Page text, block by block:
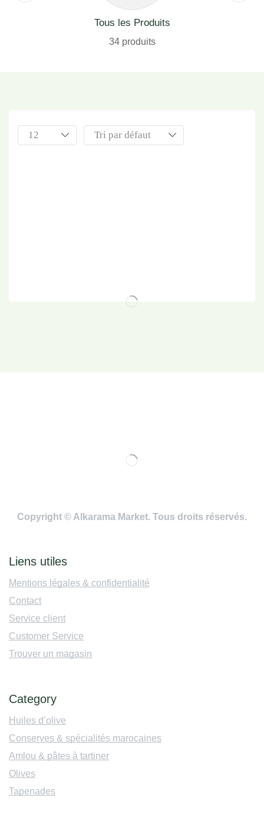
Tous les Produits
34 produits
Copyright © Alkarama Market. Tous droits réservés.
Liens utiles
Mentions légales & confidentialité
Contact
Service client
Customer Service
Trouver un magasin
Category
Huiles d’olive
Conserves & spécialités marocaines
Amlou & pâtes à tartiner
Olives
Tapenades